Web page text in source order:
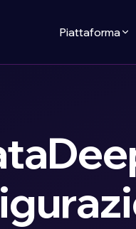
Piattaforma